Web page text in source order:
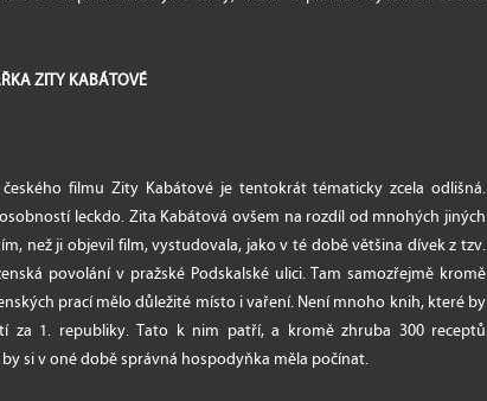
ZITY KABÁTOVÉ
filmu Zity Kabátové je tentokrát tématicky zcela odlišná.
leckdo. Zita Kabátová ovšem na rozdíl od mnohých jiných
než ji objevil film, vystudovala, jako v té době většina dívek z tzv.
povolání v pražské Podskalské ulici. Tam samozřejmě kromě
prací mělo důležité místo i vaření. Není mnoho knih, které by
za 1. republiky. Tato k nim patří, a kromě zhruba 300 receptů
si v oné době správná hospodyňka měla počínat.